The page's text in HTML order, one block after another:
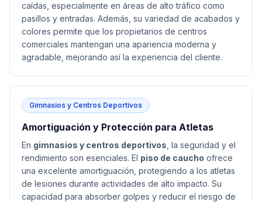
caídas, especialmente en áreas de alto tráfico como
pasillos y entradas. Además, su variedad de acabados y
colores permite que los propietarios de centros
comerciales mantengan una apariencia moderna y
agradable, mejorando así la experiencia del cliente.
Gimnasios y Centros Deportivos
Amortiguación y Protección para Atletas
En gimnasios y centros deportivos , la seguridad y el
rendimiento son esenciales. El piso de caucho ofrece
una excelente amortiguación, protegiendo a los atletas
de lesiones durante actividades de alto impacto. Su
capacidad para absorber golpes y reducir el riesgo de